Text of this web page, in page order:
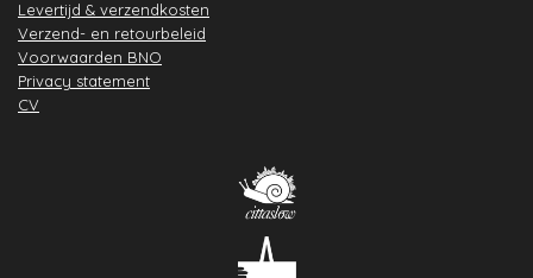
Levertijd & verzendkosten
Verzend- en retourbeleid
Voorwaarden BNO
Privacy statement
CV